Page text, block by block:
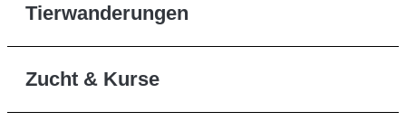
Tierwanderungen
Zucht & Kurse